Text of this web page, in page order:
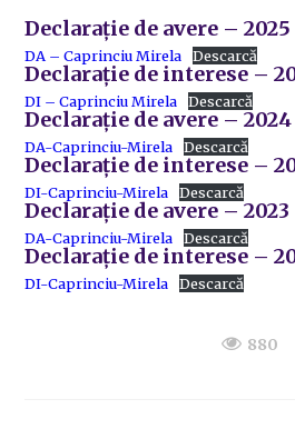
Declarație de avere –
DA – Caprinciu Mirela Descarcă
Declarație de interese –
DI – Caprinciu Mirela Descarcă
Declarație de avere –
DA-Caprinciu-Mirela Descarcă
Declarație de interese –
DI-Caprinciu-Mirela Descarcă
Declarație de avere –
DA-Caprinciu-Mirela Descarcă
Declarație de interese –
DI-Caprinciu-Mirela Descarcă
880